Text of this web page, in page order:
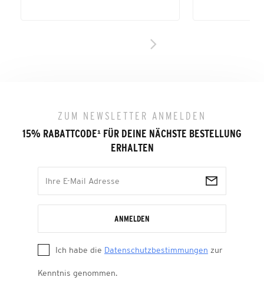
ZUM NEWSLETTER ANMELDEN
15% RABATTCODE¹ FÜR DEINE NÄCHSTE BESTELLUNG
ERHALTEN
ANMELDEN
Ich habe die Datenschutzbestimmungen zur
Kenntnis genommen.